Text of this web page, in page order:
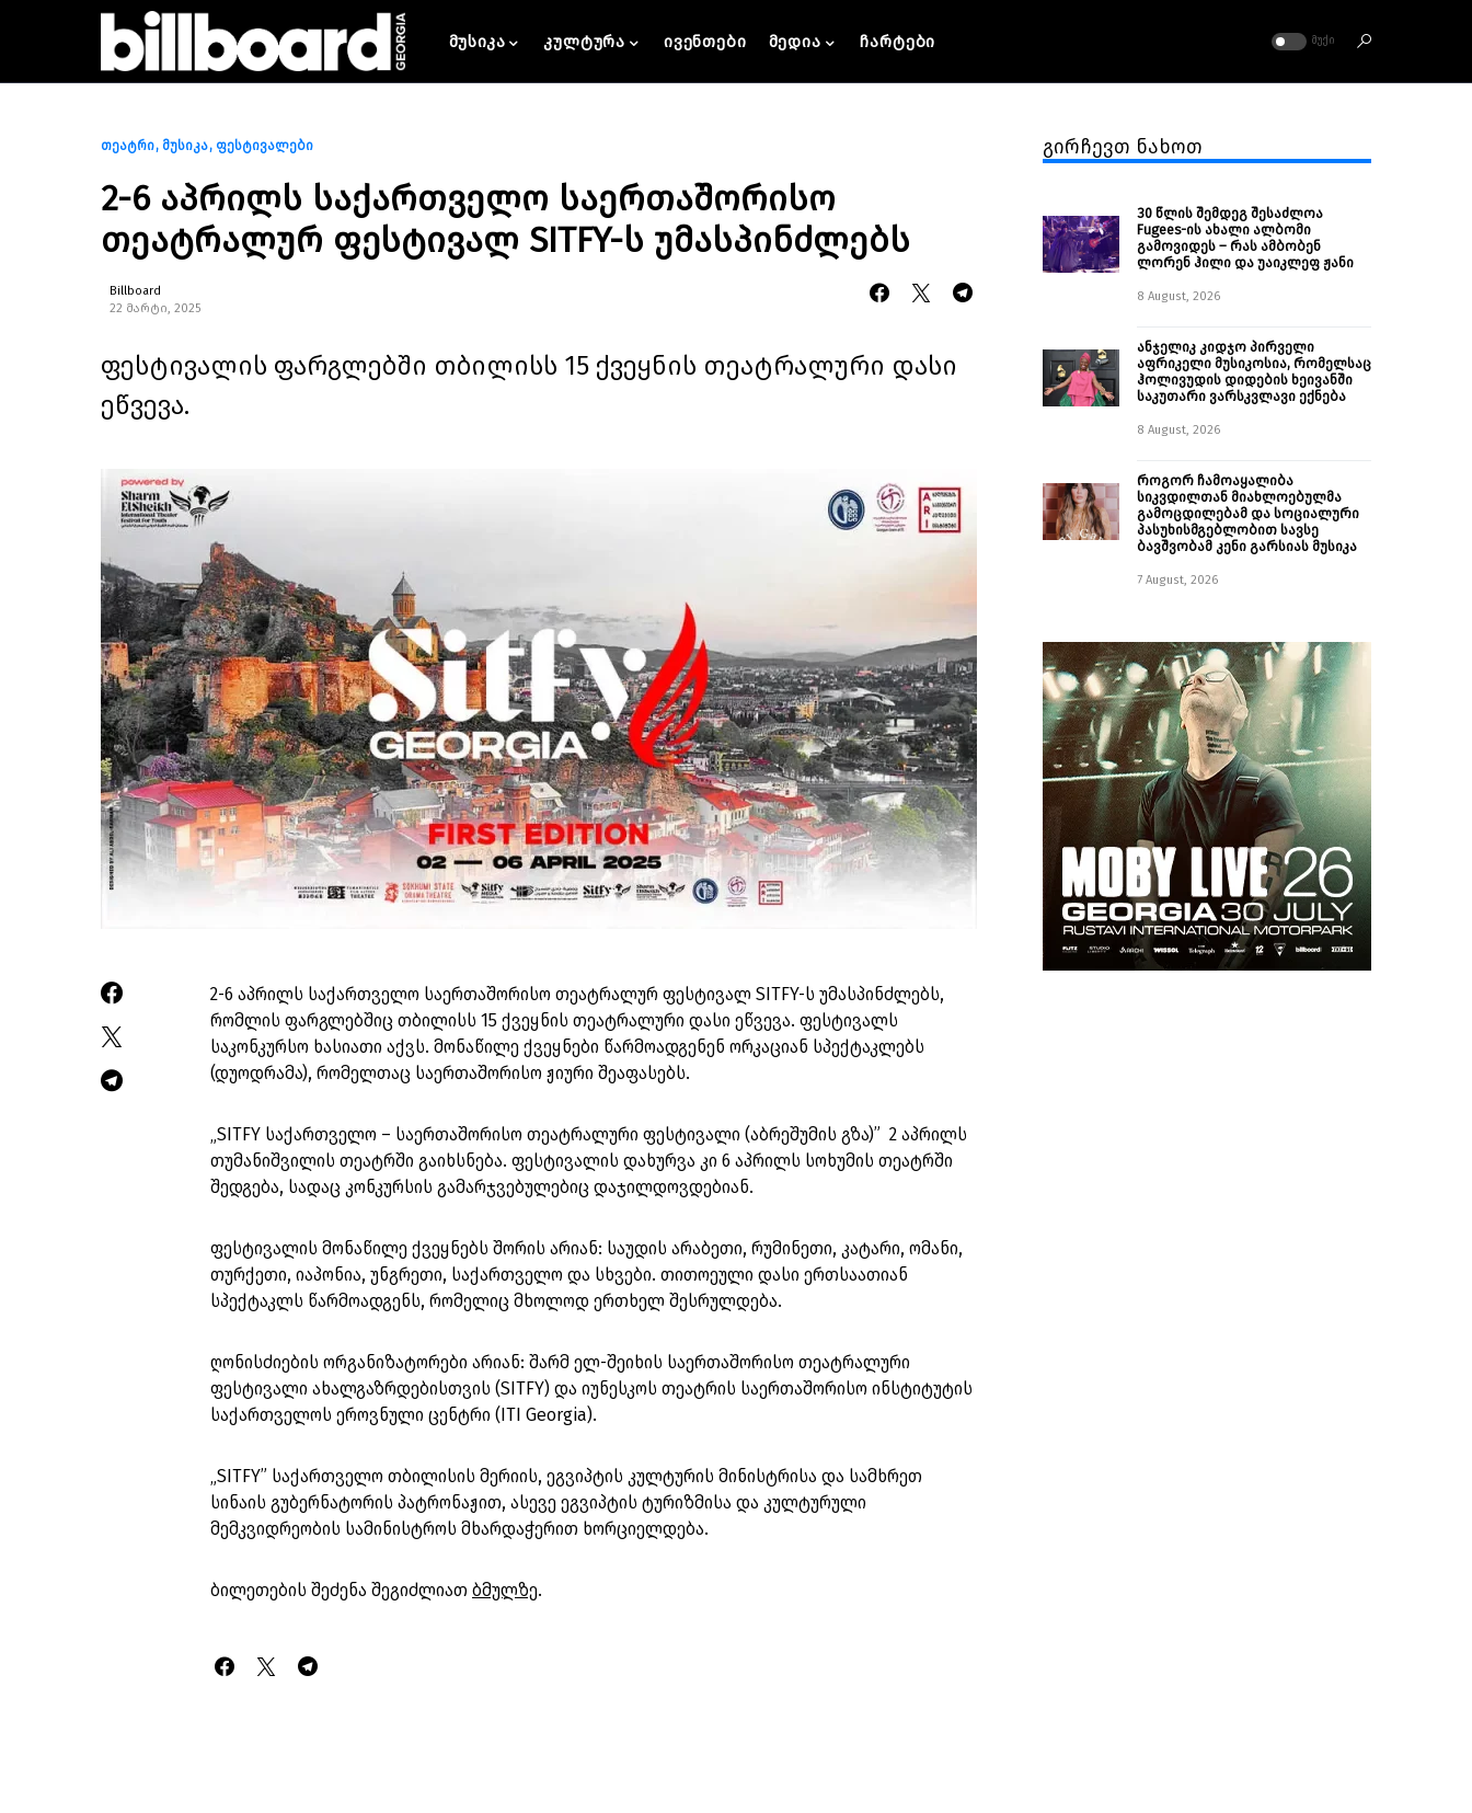
მუსიკა კულტურა ივენთები მედია ჩარტები ᲛᲣᲥᲘ
თეატრი მუსიკა ფესტივალები
2-6 აპრილს საქართველო საერთაშორისო
თეატრალურ ფესტივალ SITFY-ს უმასპინძლებს
Billboard
22 მარტი, 2025
ფესტივალის ფარგლებში თბილისს 15 ქვეყნის თეატრალური დასი
ეწვევა.
2-6 აპრილს საქართველო საერთაშორისო თეატრალურ ფესტივალ SITFY-ს უმასპინძლებს,
რომლის ფარგლებშიც თბილისს 15 ქვეყნის თეატრალური დასი ეწვევა. ფესტივალს
საკონკურსო ხასიათი აქვს. მონაწილე ქვეყნები წარმოადგენენ ორკაციან სპექტაკლებს
(დუოდრამა), რომელთაც საერთაშორისო ჟიური შეაფასებს.
„SITFY საქართველო – საერთაშორისო თეატრალური ფესტივალი (აბრეშუმის გზა)” 2 აპრილს
თუმანიშვილის თეატრში გაიხსნება. ფესტივალის დახურვა კი 6 აპრილს სოხუმის თეატრში
შედგება, სადაც კონკურსის გამარჯვებულებიც დაჯილდოვდებიან.
ფესტივალის მონაწილე ქვეყნებს შორის არიან: საუდის არაბეთი, რუმინეთი, კატარი, ომანი,
თურქეთი, იაპონია, უნგრეთი, საქართველო და სხვები. თითოეული დასი ერთსაათიან
სპექტაკლს წარმოადგენს, რომელიც მხოლოდ ერთხელ შესრულდება.
ღონისძიების ორგანიზატორები არიან: შარმ ელ-შეიხის საერთაშორისო თეატრალური
ფესტივალი ახალგაზრდებისთვის (SITFY) და იუნესკოს თეატრის საერთაშორისო ინსტიტუტის
საქართველოს ეროვნული ცენტრი (ITI Georgia).
„SITFY” საქართველო თბილისის მერიის, ეგვიპტის კულტურის მინისტრისა და სამხრეთ
სინაის გუბერნატორის პატრონაჟით, ასევე ეგვიპტის ტურიზმისა და კულტურული
მემკვიდრეობის სამინისტროს მხარდაჭერით ხორციელდება.
ბილეთების შეძენა შეგიძლიათ ბმულზე.
გირჩევთ ნახოთ
30 წლის შემდეგ შესაძლოა
Fugees-ის ახალი ალბომი
გამოვიდეს – რას ამბობენ
ლორენ ჰილი და უაიკლეფ ჟანი
8 August, 2026
ანჯელიკ კიდჯო პირველი
აფრიკელი მუსიკოსია, რომელსაც
ჰოლივუდის დიდების ხეივანში
საკუთარი ვარსკვლავი ექნება
8 August, 2026
როგორ ჩამოაყალიბა
სიკვდილთან მიახლოებულმა
გამოცდილებამ და სოციალური
პასუხისმგებლობით სავსე
ბავშვობამ კენი გარსიას მუსიკა
7 August, 2026